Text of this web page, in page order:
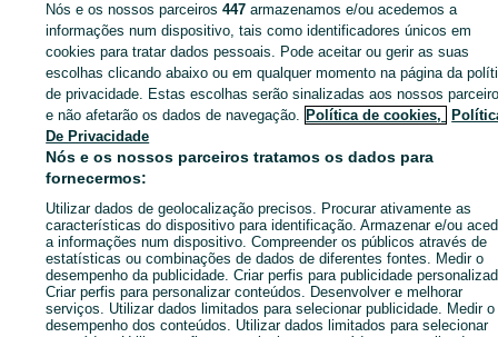
Entra na tua conta OLX ou cria uma nova para contactares
anunciante
Entrar ou criar conta
Enviar mensagem
Nós e os nossos parceiros447 armazenamos e/ou acedemos a
informações num dispositivo, tais como identificadores únicos em
cookies para tratar dados pessoais. Pode aceitar ou gerir as suas
escolhas clicando abaixo ou em qualquer momento na página da
de privacidade. Estas escolhas serão sinalizadas aos nossos
e não afetarão os dados de navegação. Política de cookies,
De Privacidade
Nós e os nossos parceiros tratamos os dados para
fornecermos:
Utilizar dados de geolocalização precisos. Procurar ativamente as
características do dispositivo para identificação. Armazenar e/ou
a informações num dispositivo. Compreender os públicos através de
estatísticas ou combinações de dados de diferentes fontes. Medir o
desempenho da publicidade. Criar perfis para publicidade
Criar perfis para personalizar conteúdos. Desenvolver e melhorar
serviços. Utilizar dados limitados para selecionar publicidade. Medir o
desempenho dos conteúdos. Utilizar dados limitados para selecionar